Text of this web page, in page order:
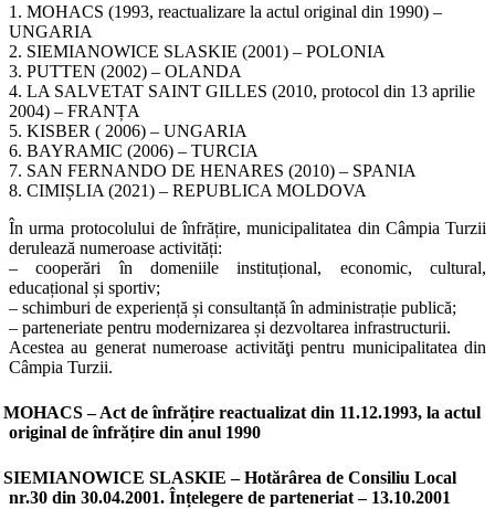
1. MOHACS (1993, reactualizare la actul original din 1990) –
UNGARIA
2. SIEMIANOWICE SLASKIE (2001) – POLONIA
3. PUTTEN (2002) – OLANDA
4. LA SALVETAT SAINT GILLES (2010, protocol din 13 aprilie
2004) – FRANȚA
5. KISBER ( 2006) – UNGARIA
6. BAYRAMIC (2006) – TURCIA
7. SAN FERNANDO DE HENARES (2010) – SPANIA
8. CIMIȘLIA (2021) – REPUBLICA MOLDOVA
În urma protocolului de înfrățire, municipalitatea din Câmpia Turzii
derulează numeroase activități:
– cooperări în domeniile instituțional, economic, cultural,
educațional și sportiv;
– schimburi de experiență și consultanță în administrație publică;
– parteneriate pentru modernizarea și dezvoltarea infrastructurii.
Acestea au generat numeroase activităţi pentru municipalitatea din
Câmpia Turzii.
MOHACS – Act de înfrățire reactualizat din 11.12.1993, la actul
original de înfrățire din anul 1990
SIEMIANOWICE SLASKIE – Hotărârea de Consiliu Local
nr.30 din 30.04.2001. Înțelegere de parteneriat – 13.10.2001